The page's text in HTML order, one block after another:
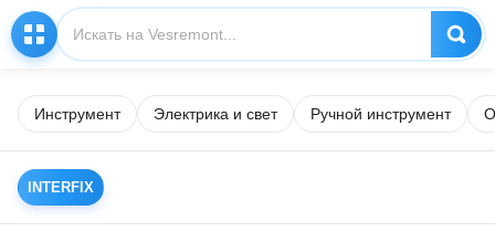
Инструмент Электрика и свет Ручной инструмент
INTERFIX